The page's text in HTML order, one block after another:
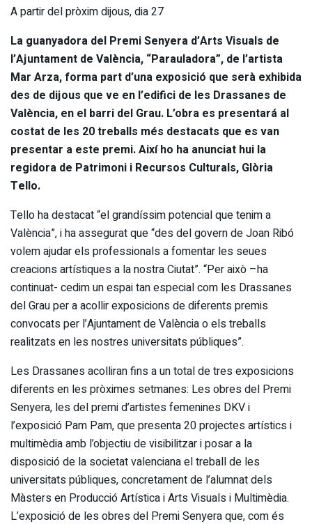
A partir del pròxim dijous, dia 27
La guanyadora del Premi Senyera d’Arts Visuals de
l’Ajuntament de València, “Parauladora”, de l’artista
Mar Arza, forma part d’una exposició que serà exhibida
des de dijous que ve en l’edifici de les Drassanes de
València, en el barri del Grau. L’obra es presentará al
costat de les 20 treballs més destacats que es van
presentar a este premi. Així ho ha anunciat hui la
regidora de Patrimoni i Recursos Culturals, Glòria
Tello.
Tello ha destacat “el grandíssim potencial que tenim a
València”, i ha assegurat que “des del govern de Joan Ribó
volem ajudar els professionals a fomentar les seues
creacions artístiques a la nostra Ciutat”. “Per això –ha
continuat- cedim un espai tan especial com les Drassanes
del Grau per a acollir exposicions de diferents premis
convocats per l’Ajuntament de València o els treballs
realitzats en les nostres universitats públiques”.
Les Drassanes acolliran fins a un total de tres exposicions
diferents en les pròximes setmanes: Les obres del Premi
Senyera, les del premi d’artistes femenines DKV i
l’exposició Pam Pam, que presenta 20 projectes artístics i
multimèdia amb l’objectiu de visibilitzar i posar a la
disposició de la societat valenciana el treball de les
universitats públiques, concretament de l’alumnat dels
Màsters en Producció Artística i Arts Visuals i Multimèdia.
L’exposició de les obres del Premi Senyera que, com és